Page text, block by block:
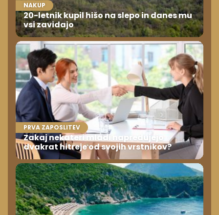
NAKUP
20-letnik kupil hišo na slepo in danes mu
vsi zavidajo
PRVA ZAPOSLITEV
Zakaj nekateri mladi napredujejo
dvakrat hitreje od svojih vrstnikov?